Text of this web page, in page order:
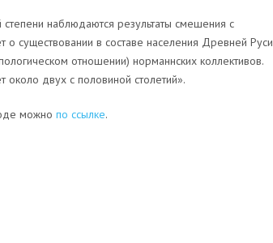
наблюдаются результаты смешения с
о существовании в составе населения Древней Руси
отношении) норманнских коллективов.
около двух с половиной столетий».
можно по ссылке.